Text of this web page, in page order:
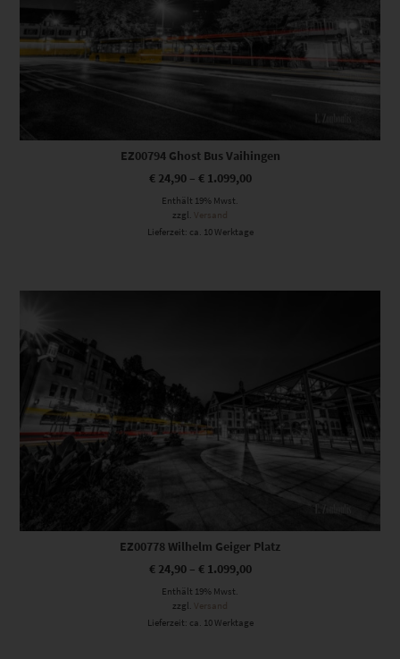
EZ00794 Ghost Bus Vaihingen
€24,90– €1.099,00
Enthält 19% Mwst.
zzgl.
Versand
Lieferzeit: ca. 10 Werktage
Dieses Produkt weist mehrere Varianten auf. Die Optionen können auf der Produktseite gewählt werden
EZ00778 Wilhelm Geiger Platz
€24,90– €1.099,00
Enthält 19% Mwst.
zzgl. Versand
Lieferzeit: ca. 10 Werktage